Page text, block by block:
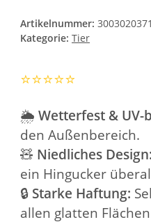
Artikelnummer:
Kategorie: Tier
⭐️⭐️⭐️⭐️⭐️
🌦️ Wetterfest & UV-
den Außenbereich.
🧸 Niedliches Design:
ein Hingucker
🔒 Starke Haftung:
allen glatten